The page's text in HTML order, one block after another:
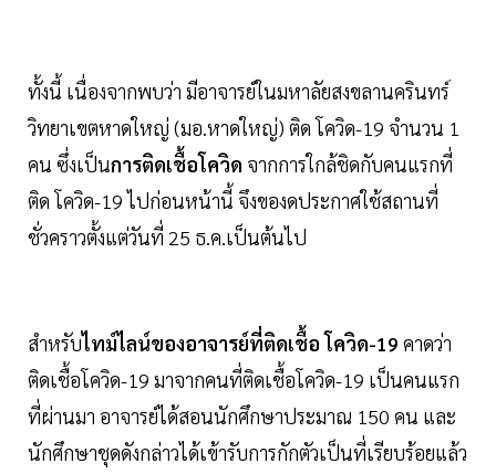
ทั้งนี้ เนื่องจากพบว่า มีอาจารย์ในมหาลัยสงขลานครินทร์
วิทยาเขตหาดใหญ่ (มอ.หาดใหญ่) ติด โควิด-19 จำนวน 1
คน ซึ่งเป็นการติดเชื้อโควิด จากการใกล้ชิดกับคนแรกที่
ติด โควิด-19 ไปก่อนหน้านี้ จึงของดประกาศใช้สถานที่
ชั่วคราวตั้งแต่วันที่ 25 ธ.ค.เป็นต้นไป
สำหรับไทม์ไลน์ของอาจารย์ที่ติดเชื้อ โควิด-19 คาดว่า
ติดเชื้อโควิด-19 มาจากคนที่ติดเชื้อโควิด-19 เป็นคนแรก
ที่ผ่านมา อาจารย์ได้สอนนักศึกษาประมาณ 150 คน และ
นักศึกษาชุดดังกล่าวได้เข้ารับการกักตัวเป็นที่เรียบร้อยแล้ว